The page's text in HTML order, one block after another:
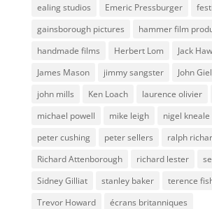
ealing studios
Emeric Pressburger
gainsborough pictures
hammer film
handmade films
Herbert Lom
Jack
James Mason
jimmy sangster
John
john mills
Ken Loach laurence olivier
michael powell
mike leigh nigel kneale
peter cushing
peter sellers
ralph
Richard Attenborough
richard lester
Sidney Gilliat
stanley baker
terence
Trevor Howard
écrans britanniques